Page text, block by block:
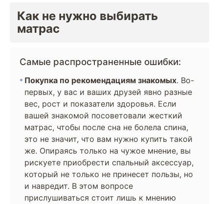
Как не нужно выбирать
матрас
Самые распространенные ошибки:
Покупка по рекомендациям знакомых. Во-
первых, у вас и ваших друзей явно разные
вес, рост и показатели здоровья. Если
вашей знакомой посоветовали жесткий
матрас, чтобы после сна не болела спина,
это не значит, что вам нужно купить такой
же. Опираясь только на чужое мнение, вы
рискуете приобрести спальный аксессуар,
который не только не принесет пользы, но
и навредит. В этом вопросе
прислушиваться стоит лишь к мнению